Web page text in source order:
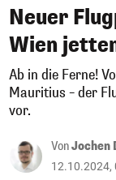
Neuer
Wien
Ab in die Ferne!
Mauritius – der
vor.
VonJochen
12.10.2024,